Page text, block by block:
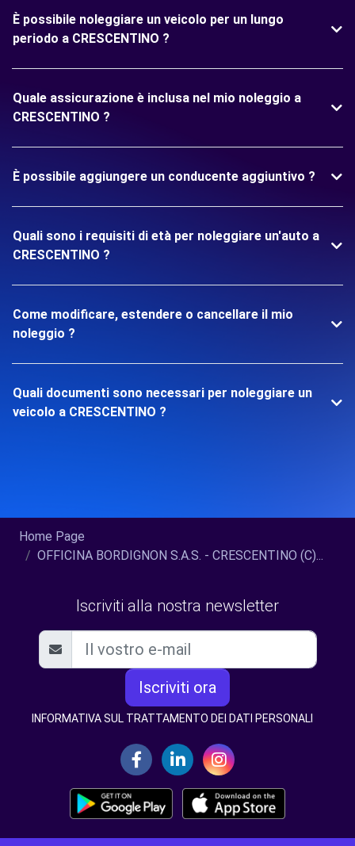
È possibile noleggiare un veicolo per un lungo
periodo a CRESCENTINO ?
Quale assicurazione è inclusa nel mio noleggio a
CRESCENTINO ?
È possibile aggiungere un conducente aggiuntivo ?
Quali sono i requisiti di età per noleggiare un'auto a
CRESCENTINO ?
Come modificare, estendere o cancellare il mio
noleggio ?
Quali documenti sono necessari per noleggiare un
veicolo a CRESCENTINO ?
Home Page
OFFICINA BORDIGNON S.A.S. - CRESCENTINO (C)...
Iscriviti alla nostra newsletter
Iscriviti ora
INFORMATIVA SUL TRATTAMENTO DEI DATI PERSONALI